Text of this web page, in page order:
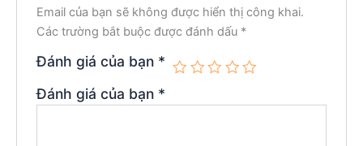
Email của bạn sẽ không được hiển thị công khai.
Các trường bắt buộc được đánh dấu *
Đánh giá của bạn *
Đánh giá của bạn *